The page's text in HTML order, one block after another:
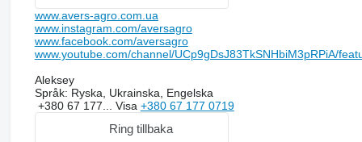
www.avers-agro.com.ua
www.instagram.com/aversagro
www.facebook.com/aversagro
www.youtube.com/channel/UCp9gDsJ83TkSNHbiM3pRPiA/
Aleksey
Språk: Ryska, Ukrainska, Engelska
+380 67 177... Visa +380 67 177 0719
Ring tillbaka